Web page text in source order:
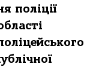
поліції